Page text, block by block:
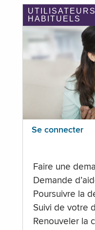
UTILISATEURS
HABITUELS
Se connecter
Faire une
Demande
Poursuivre la
Suivi de votre
Renouveler la